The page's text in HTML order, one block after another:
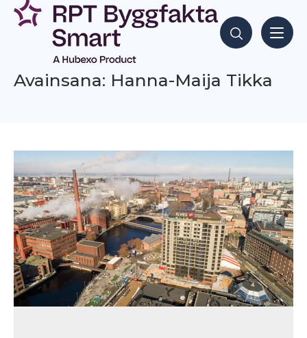
Siirry
sisältöön
Hae sisältöjä
Avainsana: Hanna-Maija Tikka